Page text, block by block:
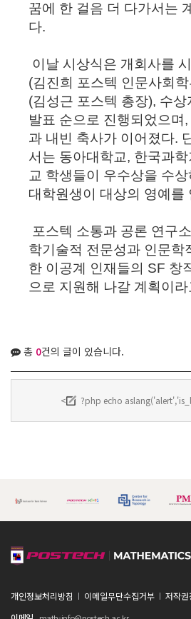
꿈에 한 걸음 더 다가서는
다.
이날 시상식은 개회사를
(김진희 포스텍 인문사회
(김성근 포스텍 총장), 수
발표 순으로 진행되었으며
과 내빈 축사가 이어졌다.
서는 동아대학교, 한국과
교 학생들이 우수상을 수
대학원생이 대상의 영예를
포스텍 소통과 공론 연구
학기술적 전문성과 인문학
한 이공계 인재들의 SF 창
으로 지원해 나갈 계획이
총 0건의 글이 있습니다.
< ?php echo
개인정보처리방침 이메일무단수집거부
저작권